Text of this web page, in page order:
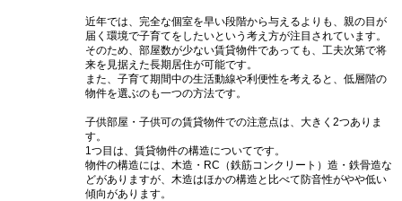
近年では、完全な個室を早い段階から与えるよりも、親の目が
届く環境で子育てをしたいという考え方が注目されています。
そのため、部屋数が少ない賃貸物件であっても、工夫次第で将
来を見据えた長期居住が可能です。
また、子育て期間中の生活動線や利便性を考えると、低層階の
物件を選ぶのも一つの方法です。
子供部屋・子供可の賃貸物件での注意点は、大きく2つありま
す。
1つ目は、賃貸物件の構造についてです。
物件の構造には、木造・RC（鉄筋コンクリート）造・鉄骨造な
どがありますが、木造はほかの構造と比べて防音性がやや低い
傾向があります。